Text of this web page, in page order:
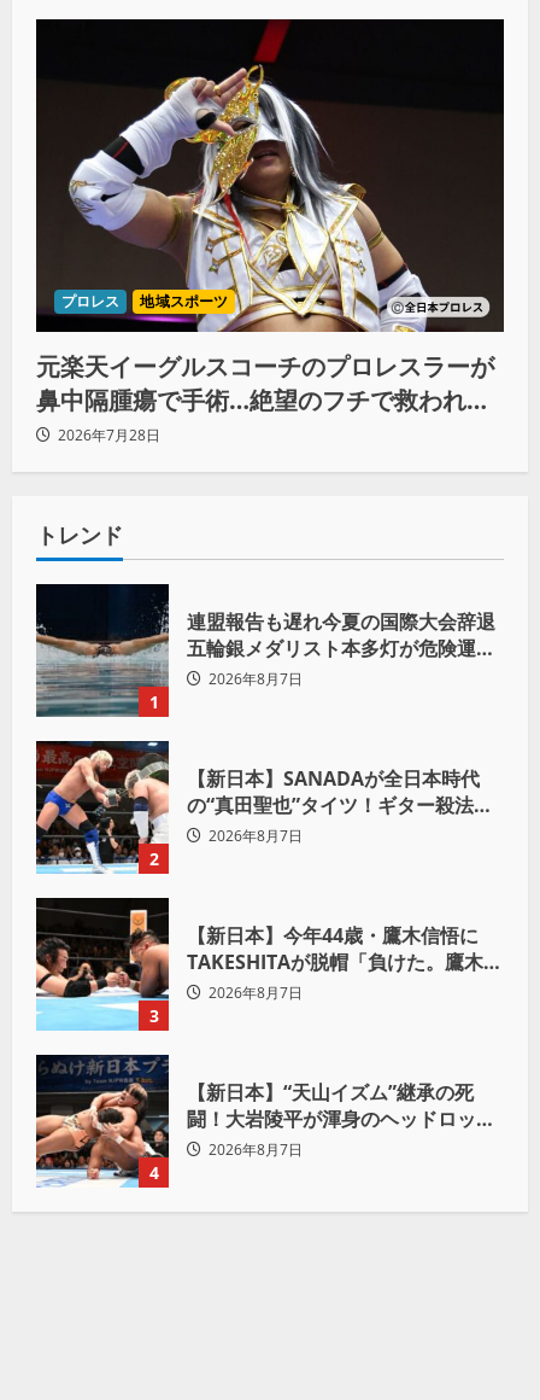
プロレス 地域スポーツ
元楽天イーグルスコーチのプロレスラーが
鼻中隔腫瘍で手術…絶望のフチで救われた
リーダーの言葉
2026年7月28日
トレンド
1
連盟報告も遅れ今夏の国際大会辞退
五輪銀メダリスト本多灯が危険運転
致傷で起訴
2026年8月7日
2
【新日本】SANADAが全日本時代
の“真田聖也”タイツ！ギター殺法で
Yuto-IceをKO「俺と闘う時は考え
2026年8月7日
3
【新日本】今年44歳・鷹木信悟に
TAKESHITAが脱帽「負けた。鷹木信
悟、強いわ！」
2026年8月7日
4
【新日本】“天山イズム”継承の死
闘！大岩陵平が渾身のヘッドロック
で後藤洋央紀からタップ奪取 執念の
2026年8月7日